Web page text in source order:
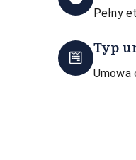
Pełny
Typ
Umowa